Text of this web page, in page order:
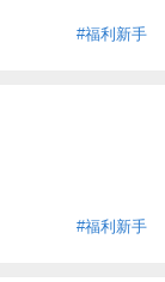
#福利新手
#福利新手